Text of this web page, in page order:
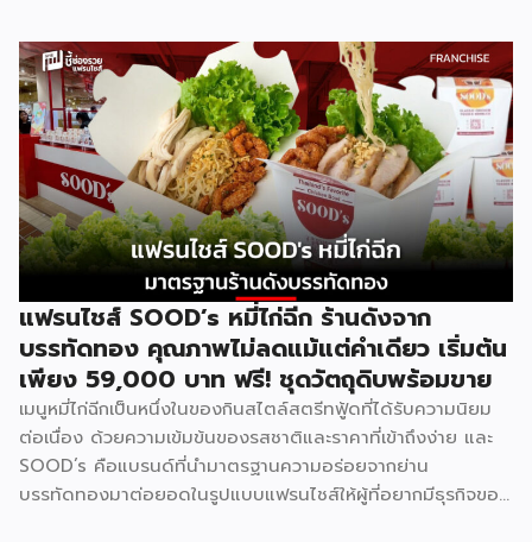
GMF คือการลงทุนที่ไม่สูง ไม่ต้องกังวลเรื่องการคิดสูตรอาหาร
เพราะทุกอย่างมีมาตรฐานจากฟาร์มเฮ้าส์รองรับอยู่แล้ว เหมาะกับ
ผู้ที่อยากมีธุรกิจของตัวเองแต่ไม่มีพื้นฐานด้านการทำอาหาร รู้จัก
Good Morning Farmhouse ก่อนตัดสินใจ Good Morning
Farmhouse เป็นโครงการแฟรนไชส์ภายใต้บริษัทฟาร์มเฮ้าส์ ที่
เปิดโอกาสให้ผู้สนใจมีธุรกิจเป็นของตัวเอง ประกอบการได้ในเวลา
สั้นๆ โดยผู้ร่วมค้าจะได้รับสิทธิ์พิเศษในการซื้อส่วนผสมแซนด์วิช
สูตรเฉพาะจากฟาร์มเฮ้าส์โดยตรง พร้อมการสนับสนุนด้าน
อุปกรณ์ วัตถุดิบ และการอบรมทักษะการทำแซนด์วิชอย่างถูกวิธี
ตามหลักสุขาภิบาลและอนามัย เมนูของแบรนด์มีให้เลือกถึง 8 ไส้
ได้แก่ แซนด์วิชโฮลวีตไส้แฮมหมูหยอง ไส้แฮม ไส้ปูอัด ไส้ไข่ดาว
หมูหยองพริกเผา ไส้เทสตี้แฮม ไส้ทูน่าหมูหยอง ไส้ทูน่า และไส้
หมูหยองพริกเผา ครอบคลุมทั้งรสชาติคลาสสิกและรสชาติที่คน
ไทยคุ้นเคย ปรัชญาสำคัญที่ผู้ร่วมค้าต้องยึดถือคือ “แซนด์วิชมี
คุณภาพ ใหม่ สด สะอาด อร่อย” ภายใต้มาตรฐานของฟาร์มเฮ้าส์
ปัจจุบัน GMF ได้รับความนิยมกระจายอยู่ทั่วกรุงเทพฯ และ
ปริมณฑล […]
แฟรนไชส์ SOOD’s หมี่ไก่ฉีก ร้านดังจาก
บรรทัดทอง คุณภาพไม่ลดแม้แต่คำเดียว เริ่มต้น
เพียง 59,000 บาท ฟรี! ชุดวัตถุดิบพร้อมขาย
เมนูหมี่ไก่ฉีกเป็นหนึ่งในของกินสไตล์สตรีทฟู้ดที่ได้รับความนิยม
ต่อเนื่อง ด้วยความเข้มข้นของรสชาติและราคาที่เข้าถึงง่าย และ
SOOD’s คือแบรนด์ที่นำมาตรฐานความอร่อยจากย่าน
บรรทัดทองมาต่อยอดในรูปแบบแฟรนไชส์ให้ผู้ที่อยากมีธุรกิจของ